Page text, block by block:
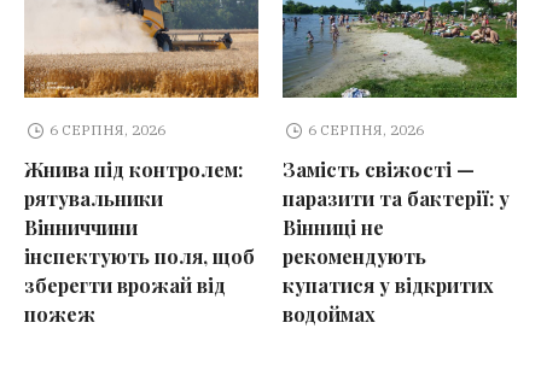
6 СЕРПНЯ, 2026
Жнива під контролем:
рятувальники
Вінниччини
інспектують поля, щоб
зберегти врожай від
пожеж
6 СЕРПНЯ, 2026
Замість свіжості —
паразити та бактерії: у
Вінниці не
рекомендують
купатися у відкритих
водоймах